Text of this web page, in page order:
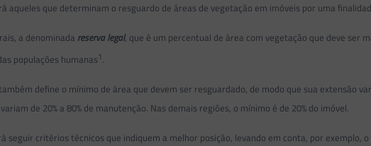
aqueles que determinam o resguardo de áreas de vegetação em imóveis por uma
a denominada reserva legal, que é um percentual de área com vegetação que deve ser
populações humanas1.
também define o mínimo de área que devem ser resguardado, de modo que sua extensão
de 20% a 80% de manutenção. Nas demais regiões, o mínimo é de 20% do imóvel.
seguir critérios técnicos que indiquem a melhor posição, levando em conta, por exemplo,